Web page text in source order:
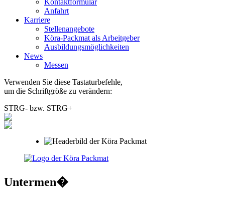
Anfahrt
Karriere
Stellenangebote
Köra-Packmat als Arbeitgeber
Ausbildungsmöglichkeiten
News
Messen
Verwenden Sie diese Tastaturbefehle,
um die Schriftgröße zu verändern:
STRG- bzw. STRG+
Untermen�